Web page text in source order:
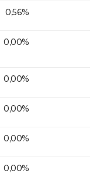
0,56%
0,00%
0,00%
0,00%
0,00%
0,00%